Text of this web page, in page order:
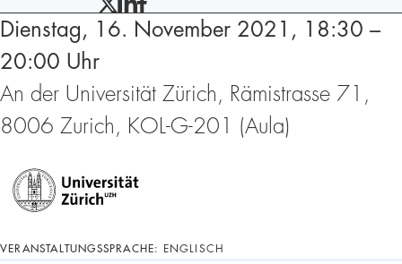
TWITTERLINKEDIN
FACEBOOK
Dienstag, 16. November 2021, 18:30 –
20:00 Uhr
An der Universität Zürich, Rämistrasse 71,
8006 Zurich, KOL-G-201 (Aula)
VERANSTALTUNGSSPRACHE: ENGLISCH